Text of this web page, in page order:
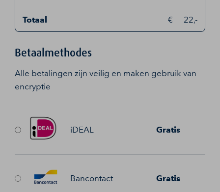
Totaal 22,-
Betaalmethodes
Alle betalingen zijn veilig en maken gebruik van
encryptie
iDEAL Gratis
Bancontact Gratis